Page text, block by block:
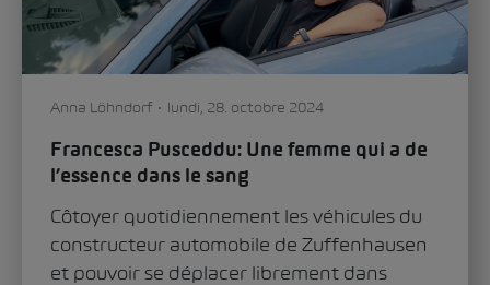
Anna Löhndorf lundi, 28. octobre 2024
Francesca Pusceddu: Une femme qui a de
l’essence dans le sang
Côtoyer quotidiennement les véhicules du
constructeur automobile de Zuffenhausen
et pouvoir se déplacer librement dans